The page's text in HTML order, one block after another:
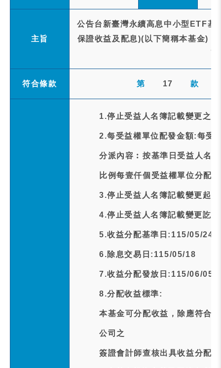
主旨
公告台新臺灣永續高息中小型ETF基
保證收益及配息)(以下簡稱本基金)
配
符合條款 第 17 款
1.停止受益人名簿記載變更之
2.每受益權單位配發金額:每受
分派內容︰按基準日受益人名
比例每壹仟個受益權單位分配
3.停止受益人名簿記載變更起
4.停止受益人名簿記載變更訖
5.收益分配基準日:115/05/24
6.除息交易日:115/05/18
7.收益分配發放日:115/06/05
8.分配收益標準:
本基金可分配收益，除應符合
公司之
簽證會計師查核出具收益分配